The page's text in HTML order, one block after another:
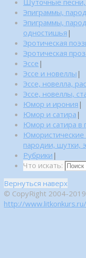
Шуточные
Эпиграммы,
Эпиграммы,
одностишья |
Эротическая
Эротическая
Эссе |
Эссе и новеллы |
Эссе, новелла,
Эссе, новеллы,
Юмор и ирония |
Юмор и сатира |
Юмор и сатира в
Юмористические
пародии, шутки,
Рубрики |
Что искать:
Вернуться наверх
© CopyRight 2004-
http://www.litkonkurs.ru/